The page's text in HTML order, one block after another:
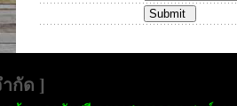
กัด ]